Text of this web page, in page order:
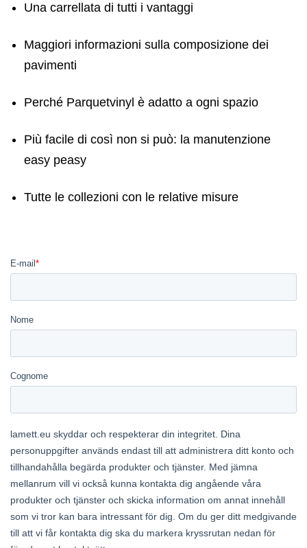
Una carrellata di tutti i vantaggi
Maggiori informazioni sulla composizione dei
pavimenti
Perché Parquetvinyl è adatto a ogni spazio
Più facile di così non si può: la manutenzione
easy peasy
Tutte le collezioni con le relative misure